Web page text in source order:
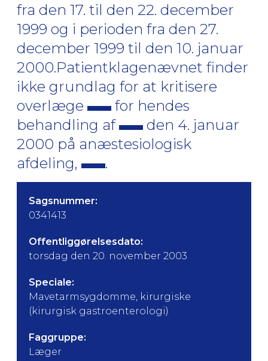
fra den 17. til den 22. december
1999 og i perioden fra den 27.
december 1999 til den 10. januar
2000.Patientklagenævnet finder
ikke grundlag for at kritisere
overlæge
for hendes
behandling af
den 4. januar
2000 på anæstesiologisk
afdeling,
.
Sagsnummer:
0341413
Offentliggørelsesdato:
torsdag den 20. november 2003
Speciale:
Mavetarmsygdomme, kirurgiske
(kirurgisk gastroenterologi)
Faggruppe:
Læger